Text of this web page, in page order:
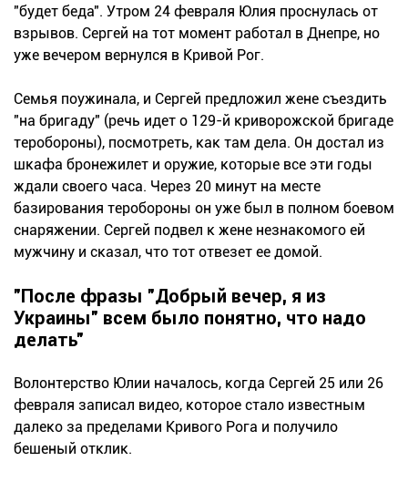
"будет беда". Утром 24 февраля Юлия проснулась от
взрывов. Сергей на тот момент работал в Днепре, но
уже вечером вернулся в Кривой Рог.
Семья поужинала, и Сергей предложил жене съездить
"на бригаду" (речь идет о 129-й криворожской бригаде
теробороны), посмотреть, как там дела. Он достал из
шкафа бронежилет и оружие, которые все эти годы
ждали своего часа. Через 20 минут на месте
базирования теробороны он уже был в полном боевом
снаряжении. Сергей подвел к жене незнакомого ей
мужчину и сказал, что тот отвезет ее домой.
"После фразы "Добрый вечер, я из
Украины" всем было понятно, что надо
делать"
Волонтерство Юлии началось, когда Сергей 25 или 26
февраля записал видео, которое стало известным
далеко за пределами Кривого Рога и получило
бешеный отклик.